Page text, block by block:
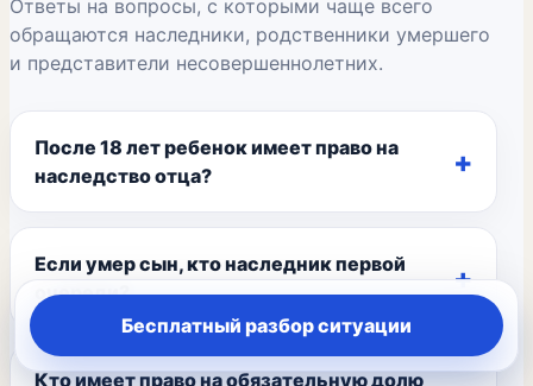
Ответы на вопросы, с которыми чаще всего
обращаются наследники, родственники умершего
и представители несовершеннолетних.
После 18 лет ребенок имеет право на
наследство отца?
Если умер сын, кто наследник первой
очереди?
Кто имеет право на обязательную долю
Бесплатный разбор ситуации